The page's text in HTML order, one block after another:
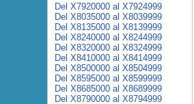
Del X7920000 al X7924999
Del X8035000 al X8039999
Del X8135000 al X8139999
Del X8240000 al X8244999
Del X8320000 al X8324999
Del X8410000 al X8414999
Del X8500000 al X8504999
Del X8595000 al X8599999
Del X8685000 al X8689999
Del X8790000 al X8794999